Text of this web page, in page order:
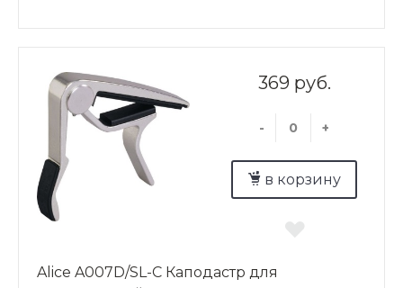
369 руб.
- +
в корзину
Alice A007D/SL-C Каподастр для